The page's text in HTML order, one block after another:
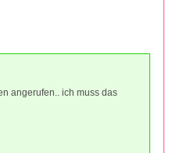
angerufen.. ich muss das